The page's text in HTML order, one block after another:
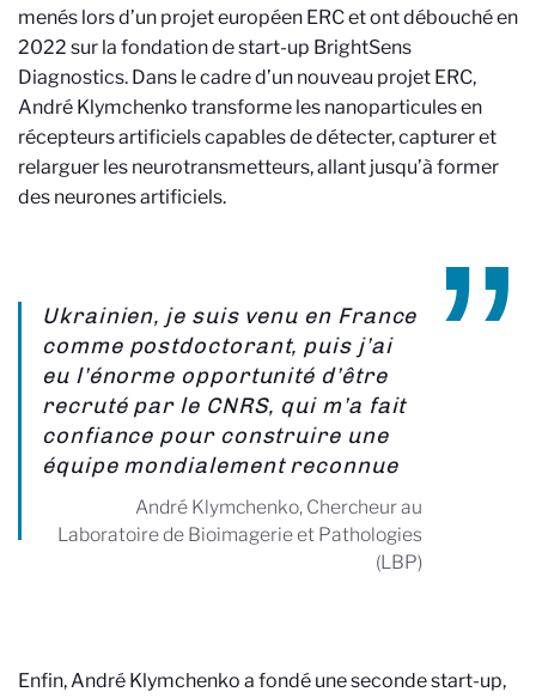
menés lors d’un projet européen ERC et ont débouché en
2022 sur la fondation de start-up BrightSens
Diagnostics. Dans le cadre d’un nouveau projet ERC,
André Klymchenko transforme les nanoparticules en
récepteurs artificiels capables de détecter, capturer et
relarguer les neurotransmetteurs, allant jusqu’à former
des neurones artificiels.
Ukrainien, je suis venu en France
comme postdoctorant, puis j’ai
eu l’énorme opportunité d’être
recruté par le CNRS, qui m’a fait
confiance pour construire une
équipe mondialement reconnue
André Klymchenko, Chercheur au
Laboratoire de Bioimagerie et Pathologies
(LBP)
Enfin, André Klymchenko a fondé une seconde start-up,